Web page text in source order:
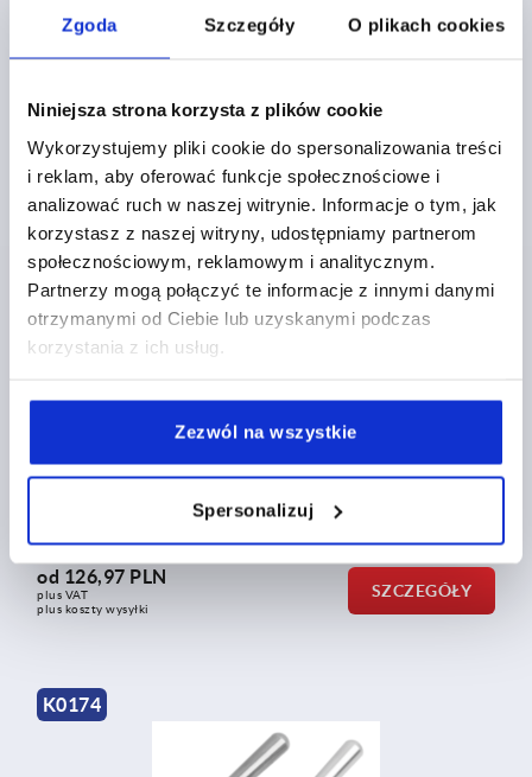
Zgoda Szczegóły O plikach cookies
Niniejsza strona korzysta z plików cookie
Wykorzystujemy pliki cookie do spersonalizowania treści
i reklam, aby oferować funkcje społecznościowe i
analizować ruch w naszej witrynie. Informacje o tym, jak
korzystasz z naszej witryny, udostępniamy partnerom
społecznościowym, reklamowym i analitycznym.
Partnerzy mogą połączyć te informacje z innymi danymi
otrzymanymi od Ciebie lub uzyskanymi podczas
korzystania z ich usług.
Zezwól na wszystkie
Spersonalizuj
Dźwignie nastawne płaskie ze stali nierdzewnej z
gwintem wewnętrznym
od121,42 PLN
plus VAT
plus koszty wysyłki
SZCZEGÓŁY
K0129
Dźwignie nastawne płaskie ze stali nierdzewnej z
od 126,97 PLN
plus VAT
plus koszty wysyłki
SZCZEGÓŁY
K0174